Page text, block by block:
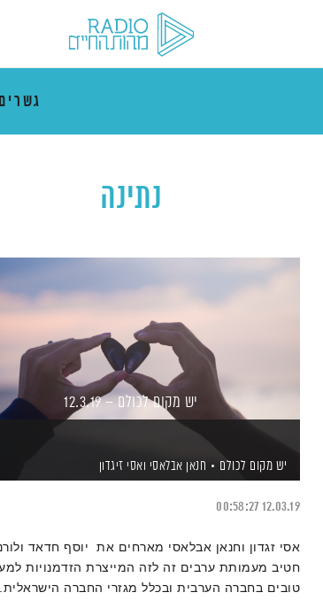
נתינה
יש מקום לכולם – 12.3.19
יש מקום לכולם חנאן אבלאסי ואסי זיגדון
12.03.19
00:58:27
אסי זגדון וחנאן אבלאסי מארחים את יוסף חדאד
חטיב מעמותת ערבים זה לזה המייצרת הזדמנויות
טובים בחברה הערבית ובכלל מגזרי החברה